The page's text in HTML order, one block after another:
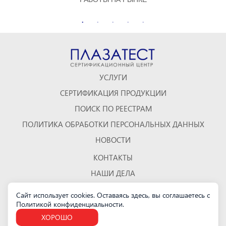
УСЛУГИ
СЕРТИФИКАЦИЯ ПРОДУКЦИИ
ПОИСК ПО РЕЕСТРАМ
ПОЛИТИКА ОБРАБОТКИ ПЕРСОНАЛЬНЫХ ДАННЫХ
НОВОСТИ
КОНТАКТЫ
НАШИ ДЕЛА
КАРТА САЙТА
Санкт-Петербург
Сайт использует cookies. Оставаясь здесь, вы соглашаетесь с
Политикой конфиденциальности.
ХОРОШО